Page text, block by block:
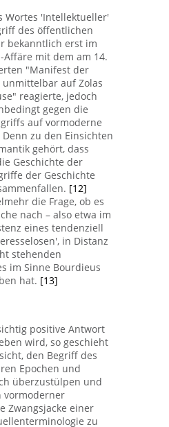
Wortes 'Intellektueller'
des öffentlichen
bekanntlich erst im
Affäre mit dem am 14.
"Manifest der
auf Zolas
reagierte, jedoch
gegen die
auf vormoderne
Denn zu den Einsichten
gehört, dass
Geschichte der
der Geschichte
[12]
die Frage, ob es
nach – also etwa im
eines tendenziell
in Distanz
stehenden
im Sinne Bourdieus
hat. [13]
positive Antwort
wird, so geschieht
den Begriff des
Epochen und
überzustülpen und
vormoderner
Zwangsjacke einer
zu